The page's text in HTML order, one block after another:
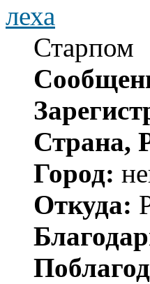
леха
Старпом
Страна,
Город:
Откуда: